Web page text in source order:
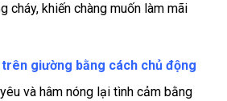
cháy, khiến chàng muốn làm mãi
giường bằng cách chủ động
và hâm nóng lại tình cảm bằng